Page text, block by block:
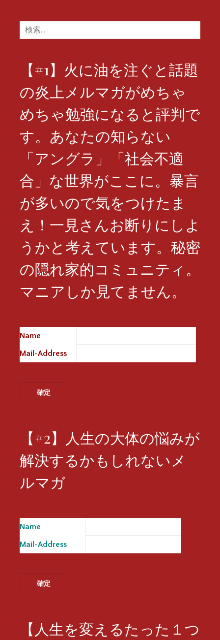
検
索:
【#1】火に油を注ぐと話題
の炎上メルマガがめちゃ
めちゃ勉強になると評判で
す。あなたの知らない
「アングラ」「社会不適
合」な世界がここに。暴言
が多いので気をつけたま
え！一見さんお断りにしよ
うかと考えています。秘密
の隠れ家的コミュニティ。
マニアしか見てません。
Name
Mail-Address
【#2】人生の大体の悩みが
解決するかもしれないメ
ルマガ
Name
Mail-Address
【人生を変えるたった１つ